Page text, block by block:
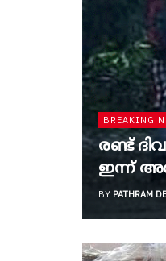
BREAKING
രണ്ട്
ഇന്ന്
BY PATHRAM